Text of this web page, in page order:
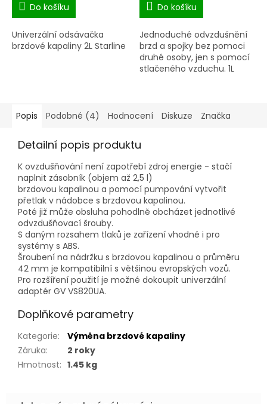
Do košíku
Univerzální odsávačka
brzdové kapaliny 2L Starline
Do košíku
Jednoduché odvzdušnění
brzd a spojky bez pomoci
druhé osoby, jen s pomocí
stlačeného vzduchu. 1L
Popis Podobné (4) Hodnocení Diskuze Značka
Detailní popis produktu
K ovzdušňování není zapotřebí zdroj energie - stačí
naplnit zásobník (objem až 2,5 l)
brzdovou kapalinou a pomocí pumpování vytvořit
přetlak v nádobce s brzdovou kapalinou.
Poté již může obsluha pohodlně obcházet jednotlivé
odvzdušňovací šrouby.
S daným rozsahem tlaků je zařízení vhodné i pro
systémy s ABS.
Šroubení na nádržku s brzdovou kapalinou o průměru
42 mm je kompatibilní s většinou evropských vozů.
Pro rozšíření použití je možné dokoupit univerzální
adaptér GV VS820UA.
Doplňkové parametry
Kategorie:
Výměna brzdové kapaliny
Záruka:
2 roky
Hmotnost: 1.45 kg